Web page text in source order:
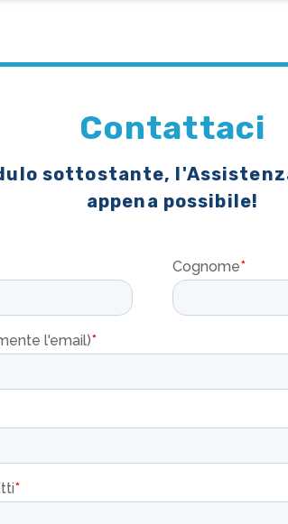
Contattaci
sottostante,
appena possibile!